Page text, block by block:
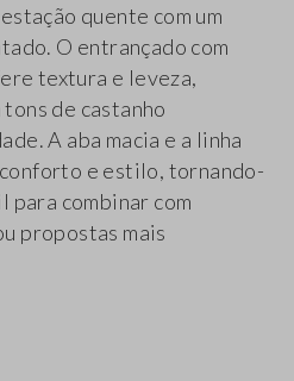
quente com um
O entrançado com
textura e leveza,
de castanho
A aba macia e a linha
e estilo, tornando-
para combinar com
propostas mais